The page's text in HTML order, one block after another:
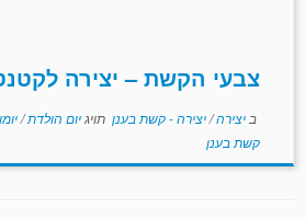
צבעי הקשת – יצירה
ב יצירה/יצירה - קשת בענן תויגיום הולדת/
קשת בענן